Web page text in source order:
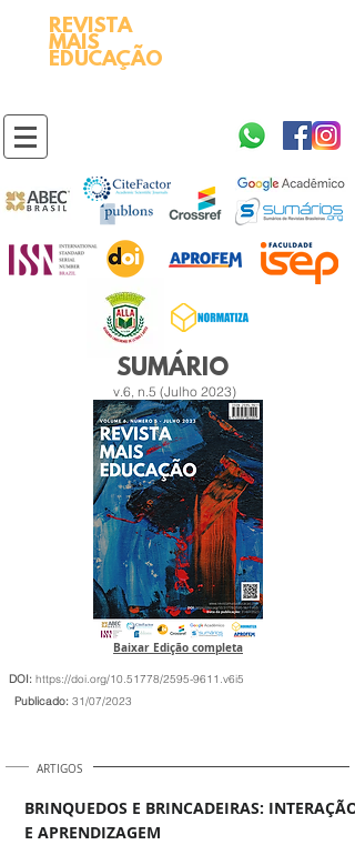
REVISTA
MAIS
EDUCAÇÃO
SUMÁRIO
v.6, n.5 (Julho 2023)
Baixar Edição completa
DOI: https://doi.org/10.51778/2595-9611.v6i5
Publicado: 31/07/2023
ARTIGOS
BRINQUEDOS E BRINCADEIRAS: INTERAÇÃO
E APRENDIZAGEM